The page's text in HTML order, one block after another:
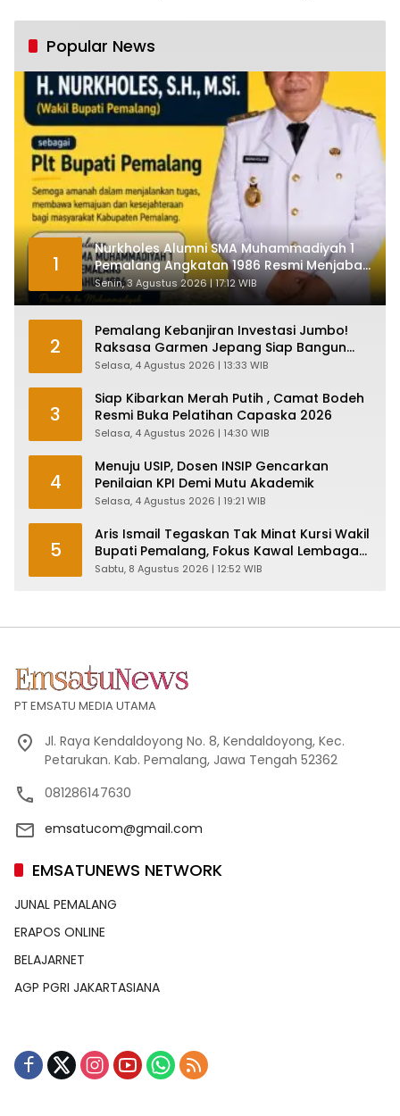
Tumbuh Tapi Rapuh
Popular News
1
Nurkholes Alumni SMA Muhammadiyah 1
Pemalang Angkatan 1986 Resmi Menjabat
Plt Bupati, Inilah Pesan Ketua Asmam 86
Senin, 3 Agustus 2026 | 17:12 WIB
2
Pemalang Kebanjiran Investasi Jumbo!
Raksasa Garmen Jepang Siap Bangun
Pabrik dan Serap Ribuan Tenaga Kerja
Selasa, 4 Agustus 2026 | 13:33 WIB
3
Siap Kibarkan Merah Putih , Camat Bodeh
Resmi Buka Pelatihan Capaska 2026
Selasa, 4 Agustus 2026 | 14:30 WIB
4
Menuju USIP, Dosen INSIP Gencarkan
Penilaian KPI Demi Mutu Akademik
Selasa, 4 Agustus 2026 | 19:21 WIB
5
Aris Ismail Tegaskan Tak Minat Kursi Wakil
Bupati Pemalang, Fokus Kawal Lembaga
Legislatif
Sabtu, 8 Agustus 2026 | 12:52 WIB
PT EMSATU MEDIA UTAMA
Jl. Raya Kendaldoyong No. 8, Kendaldoyong, Kec.
Petarukan. Kab. Pemalang, Jawa Tengah 52362
081286147630
emsatucom@gmail.com
EMSATUNEWS NETWORK
JUNAL PEMALANG
ERAPOS ONLINE
BELAJARNET
AGP PGRI JAKARTASIANA